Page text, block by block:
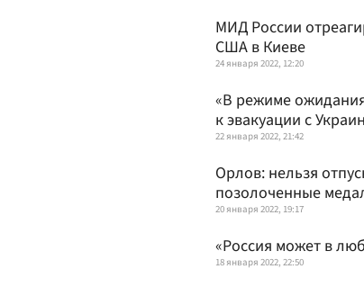
МИД России
США в Киеве
24 января 2022, 12:20
«В режиме
к эвакуации с
22 января 2022, 21:42
Орлов: нельзя
позолоченные
20 января 2022, 19:17
«Россия может в
18 января 2022, 22:50